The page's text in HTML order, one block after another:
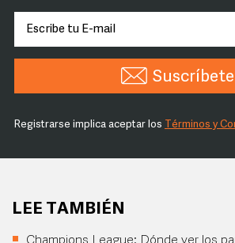
Suscríbete
Registrarse implica aceptar los Términos y
LEE TAMBIÉN